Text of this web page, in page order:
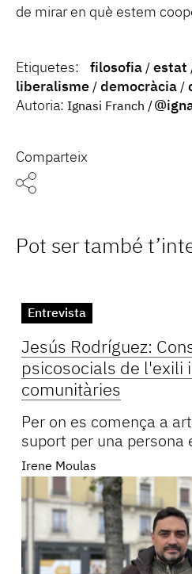
de mirar en què estem
Etiquetes: filosofia estat
liberalisme
democràcia
Autoria: Ignasi Franch
Comparteix
Pot ser també
Entrevista
Jesús Rodríguez:
psicosocials de l'exili
comunitàries
Per on es comença a
suport per una persona
Irene Moulas